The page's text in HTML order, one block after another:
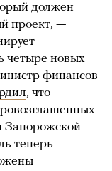
должен
проект, —
четыре новых
финансов
, что
Запорожской
теперь